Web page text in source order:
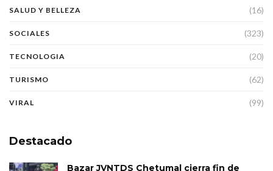
SALUD Y BELLEZA (16)
SOCIALES (323)
TECNOLOGIA (20)
TURISMO (62)
VIRAL (99)
Destacado
Bazar JVNTDS Chetumal cierra fin de